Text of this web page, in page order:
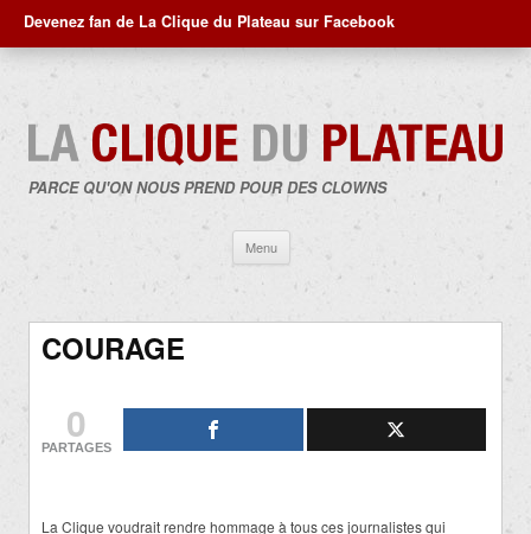
Devenez fan de La Clique du Plateau sur Facebook
PARCE QU'ON NOUS PREND POUR DES CLOWNS
Menu
contenu
COURAGE
0
PARTAGES
La Clique voudrait rendre hommage à tous ces journalistes qui